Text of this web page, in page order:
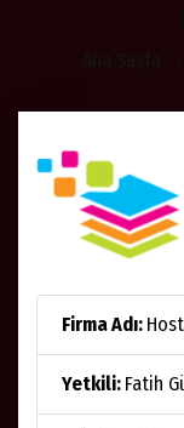
Firma Adı:
Yetkili: Fatih